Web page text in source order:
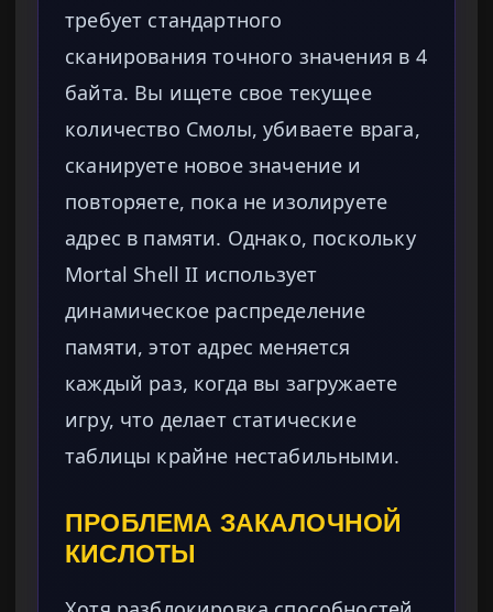
требует стандартного
сканирования точного значения в 4
байта. Вы ищете свое текущее
количество Смолы, убиваете врага,
сканируете новое значение и
повторяете, пока не изолируете
адрес в памяти. Однако, поскольку
Mortal Shell II использует
динамическое распределение
памяти, этот адрес меняется
каждый раз, когда вы загружаете
игру, что делает статические
таблицы крайне нестабильными.
ПРОБЛЕМА ЗАКАЛОЧНОЙ
КИСЛОТЫ